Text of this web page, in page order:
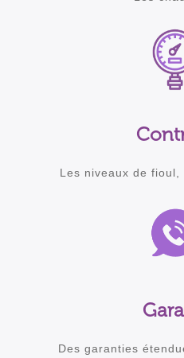
Les niveaux de
Des garanties